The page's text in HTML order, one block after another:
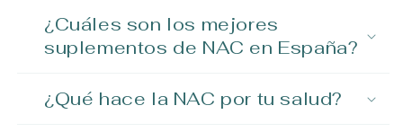
¿Cuáles son los mejores
suplementos de NAC en España?
¿Qué hace la NAC por tu salud?